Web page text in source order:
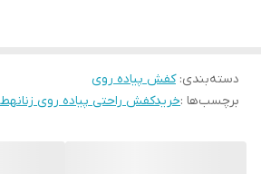
دسته‌بندی:کفش پیاده روی
برچسب‌ها :خریدکفش راحتی پیاده روی